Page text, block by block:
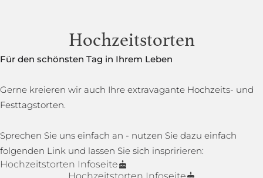
Hochzeitstorten
Für den schönsten Tag in Ihrem Leben
Gerne kreieren wir auch Ihre extravagante Hochzeits- und
Festtagstorten.
Sprechen Sie uns einfach an - nutzen Sie dazu einfach
folgenden Link und lassen Sie sich inspririeren:
Hochzeitstorten Infoseite